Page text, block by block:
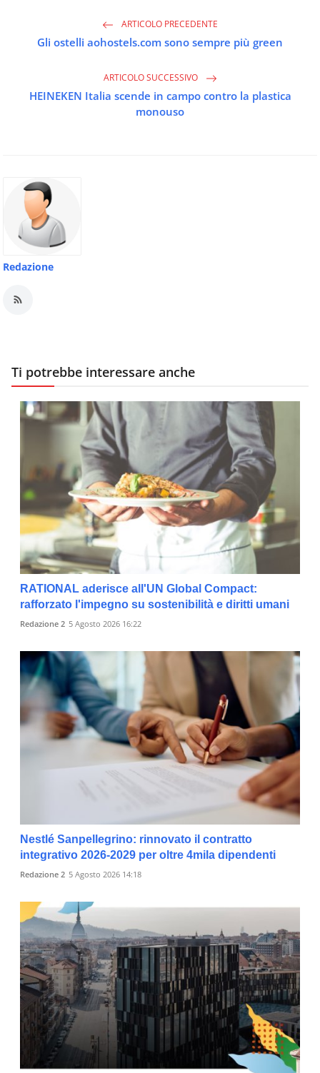
ARTICOLO PRECEDENTE
Gli ostelli aohostels.com sono sempre più green
ARTICOLO SUCCESSIVO
HEINEKEN Italia scende in campo contro la plastica
monouso
Redazione
Ti potrebbe interessare anche
RATIONAL aderisce all'UN Global Compact:
rafforzato l'impegno su sostenibilità e diritti umani
Redazione 2 5 Agosto 2026 16:22
Nestlé Sanpellegrino: rinnovato il contratto
integrativo 2026-2029 per oltre 4mila dipendenti
Redazione 2 5 Agosto 2026 14:18